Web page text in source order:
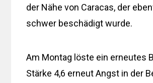
der Nähe von Caracas, der
schwer beschädigt wurde.
Am Montag löste ein erneutes
Stärke 4,6 erneut Angst in der